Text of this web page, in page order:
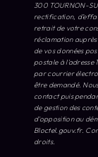
300 TOURNON-
rectification,
retrait de votre
réclamation auprès
de vos données
postale à l'adresse
par courrier
être demandé.
contact puis
de gestion des
d'opposition au
Bloctel.gouv.fr.
droits.